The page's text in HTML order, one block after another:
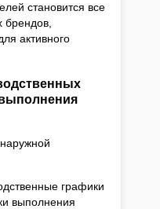
становится все
брендов,
активного
графики
выполнения